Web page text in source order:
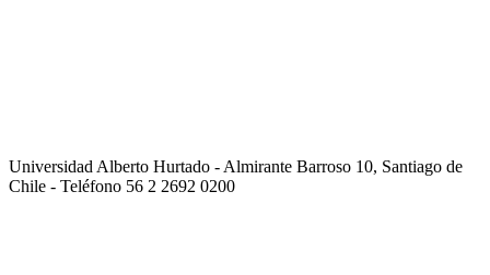
Universidad Alberto Hurtado - Almirante Barroso 10, Santiago de
Chile - Teléfono 56 2 2692 0200